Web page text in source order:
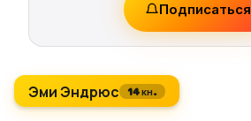
Подписаться
Эми Эндрюс 14 кн.